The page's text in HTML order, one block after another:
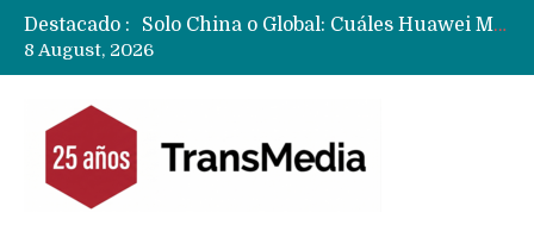
Destacado :
Solo China o Global: Cuáles Huawei MateBook, MatePad y Nova llegarán a Europa y LATAM?
Fabricantes suben precios de teléfonos y ganan más dinero en un mercado donde Xiaomi alerta por no mejorar ventas
8 August, 2026